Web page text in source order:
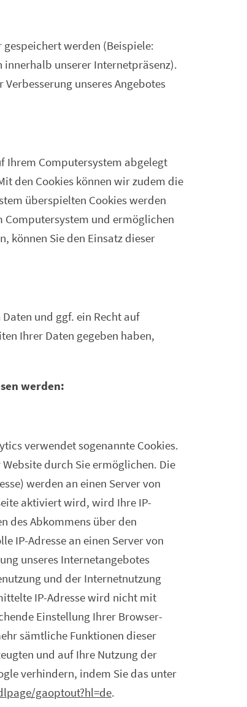
werden (Beispiele:
innerhalb unserer Internetpräsenz).
unseres Angebotes
Ihrem Computersystem abgelegt
den Cookies können wir zudem die
überspielten Cookies werden
Computersystem und ermöglichen
können Sie den Einsatz dieser
und ggf. ein Recht auf
Ihrer Daten gegeben haben,
werden:
verwendet sogenannte Cookies.
durch Sie ermöglichen. Die
werden an einen Server von
aktiviert wird, wird Ihre IP-
des Abkommens über den
IP-Adresse an einen Server von
unseres Internetangebotes
und der Internetnutzung
IP-Adresse wird nicht mit
Einstellung Ihrer Browser-
sämtliche Funktionen dieser
und auf Ihre Nutzung der
verhindern, indem Sie das unter
gaoptout?hl=de.